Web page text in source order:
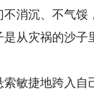
消沉、不气
从灾祸的沙子
敏捷地跨入